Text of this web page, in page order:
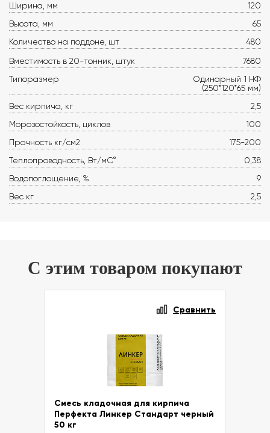
Ширина, мм
120
Высота, мм
65
Количество на поддоне, шт
480
Вместимость в 20-тонник, штук
7680
Типоразмер
Одинарный 1 НФ
(250*120*65 мм)
Вес кирпича, кг
2,5
Морозостойкость, циклов
100
Прочность кг/см2
175-200
Теплопроводность, Вт/мС°
0,38
Водопоглощение, %
9
Вес кг
2,5
С этим товаром покупают
Сравнить
Смесь кладочная для кирпича
Перфекта Линкер Стандарт черный
50 кг